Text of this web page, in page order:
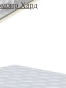
Хард